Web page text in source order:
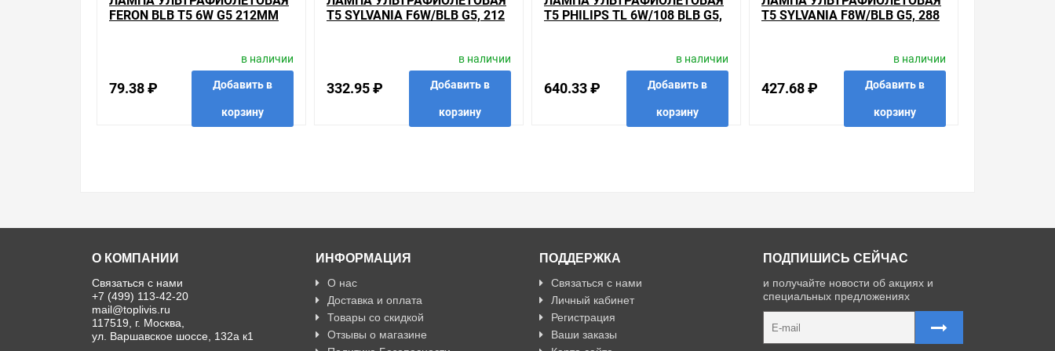
мы продаем, узнать преимущества конкретного товара, получить информацию об отличительных особенностях товара, который вы собираетесь купить. Мы всегда
Свяжитесь с нами любым способом, который для вас наиболее удобен. С удовольствием ответим на все вопросы.
FERON BLB T5 6W G5 212MM
79.38 ₽
в наличии
Добавить в
корзину
T5 SYLVANIA F6W/BLB G5, 212
332.95 ₽
в наличии
Добавить в
корзину
T5 PHILIPS TL 6W/108 BLB G5,
640.33 ₽
в наличии
Добавить в
корзину
T5 SYLVANIA F8W/BLB G5, 288
427.68 ₽
в наличии
Добавить в
корзину
О КОМПАНИИ
Связаться с нами
+7 (499) 113-42-20
mail@toplivis.ru
117519, г. Москва,
ул. Варшавское шоссе, 132а к1
ИНФОРМАЦИЯ
О нас
Доставка и оплата
Товары со скидкой
Отзывы о магазине
ПОДДЕРЖКА
Связаться с нами
Личный кабинет
Регистрация
Ваши заказы
ПОДПИШИСЬ СЕЙЧАС
и получайте новости об акциях и
специальных предложениях